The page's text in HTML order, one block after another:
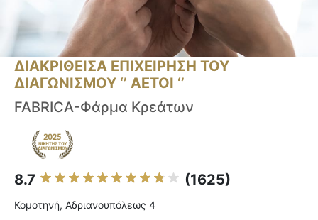
ΔΙΑΚΡΙΘΕΙΣΑ ΕΠΙΧΕΙΡΗΣΗ ΤΟΥ
ΔΙΑΓΩΝΙΣΜΟΥ ‘’ ΑΕΤΟΙ ‘’
FABRICA-Φάρμα Kρεάτων
8.7 (1625)
Κομοτηνή, Αδριανουπόλεως 4